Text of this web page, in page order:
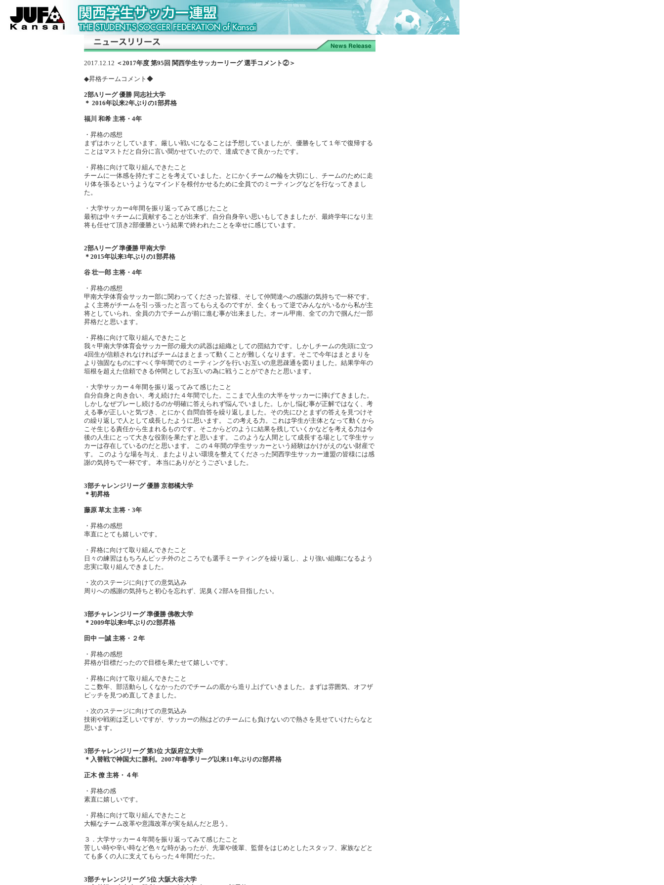
2017.12.12 ＜2017年度 第95回 関西学生サッカーリーグ 選手コメント②＞
◆昇格チームコメント◆
2部Aリーグ 優勝 同志社大学
＊ 2016年以来2年ぶりの1部昇格
福川 和希 主将・4年
・昇格の感想
まずはホッとしています。厳しい戦いになることは予想していましたが、優勝をして１年で復帰する
ことはマストだと自分に言い聞かせていたので、達成できて良かったです。
・昇格に向けて取り組んできたこと
チームに一体感を持たすことを考えていました。とにかくチームの輪を大切にし、チームのために走
り体を張るというようなマインドを根付かせるために全員でのミーティングなどを行なってきまし
た。
・大学サッカー4年間を振り返ってみて感じたこと
最初は中々チームに貢献することが出来ず、自分自身辛い思いもしてきましたが、最終学年になり主
将も任せて頂き2部優勝という結果で終われたことを幸せに感じています。
2部Aリーグ 準優勝 甲南大学
＊2015年以来3年ぶりの1部昇格
谷 壮一郎 主将・4年
・昇格の感想
甲南大学体育会サッカー部に関わってくださった皆様、そして仲間達への感謝の気持ちで一杯です。
よく主将がチームを引っ張ったと言ってもらえるのですが、全くもって逆でみんながいるから私が主
将としていられ、全員の力でチームが前に進む事が出来ました。オール甲南、全ての力で掴んだ一部
昇格だと思います。
・昇格に向けて取り組んできたこと
我々甲南大学体育会サッカー部の最大の武器は組織としての団結力です。しかしチームの先頭に立つ
4回生が信頼されなければチームはまとまって動くことが難しくなります。そこで今年はまとまりを
より強固なものにすべく学年間でのミーティングを行いお互いの意思疎通を図りました。結果学年の
垣根を超えた信頼できる仲間としてお互いの為に戦うことができたと思います。
・大学サッカー４年間を振り返ってみて感じたこと
自分自身と向き合い、考え続けた４年間でした。ここまで人生の大半をサッカーに捧げてきました。
しかしなぜプレーし続けるのか明確に答えられず悩んでいました。しかし悩む事が正解ではなく、考
える事が正しいと気づき、とにかく自問自答を繰り返しました。その先にひとまずの答えを見つけそ
の繰り返しで人として成長したように思います。 この考える力。これは学生が主体となって動くから
こそ生じる責任から生まれるものです。そこからどのように結果を残していくかなどを考える力は今
後の人生にとって大きな役割を果たすと思います。 このような人間として成長する場として学生サッ
カーは存在しているのだと思います。 この４年間の学生サッカーという経験はかけがえのない財産で
す。 このような場を与え、またよりよい環境を整えてくださった関西学生サッカー連盟の皆様には感
謝の気持ちで一杯です。 本当にありがとうございました。
3部チャレンジリーグ 優勝 京都橘大学
＊初昇格
藤原 草太 主将・3年
・昇格の感想
率直にとても嬉しいです。
・昇格に向けて取り組んできたこと
日々の練習はもちろんピッチ外のところでも選手ミーティングを繰り返し、より強い組織になるよう
忠実に取り組んできました。
・次のステージに向けての意気込み
周りへの感謝の気持ちと初心を忘れず、泥臭く2部Aを目指したい。
3部チャレンジリーグ 準優勝 佛教大学
＊2009年以来9年ぶりの2部昇格
田中 一誠 主将・２年
・昇格の感想
昇格が目標だったので目標を果たせて嬉しいです。
・昇格に向けて取り組んできたこと
ここ数年、部活動らしくなかったのでチームの底から造り上げていきました。まずは雰囲気、オフザ
ピッチを見つめ直してきました。
・次のステージに向けての意気込み
技術や戦術は乏しいですが、サッカーの熱はどのチームにも負けないので熱さを見せていけたらなと
思います。
3部チャレンジリーグ 第3位 大阪府立大学
＊入替戦で神国大に勝利。2007年春季リーグ以来11年ぶりの2部昇格
正木 僚 主将・４年
・昇格の感
素直に嬉しいです。
・昇格に向けて取り組んできたこと
大幅なチーム改革や意識改革が実を結んだと思う。
３．大学サッカー４年間を振り返ってみて感じたこと
苦しい時や辛い時など色々な時があったが、先輩や後輩、監督をはじめとしたスタッフ、家族などと
ても多くの人に支えてもらった４年間だった。
3部チャレンジリーグ 5位 大阪大谷大学